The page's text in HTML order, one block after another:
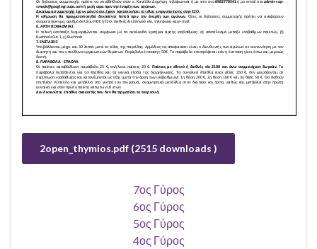
2open_thymios.pdf (2515 downloads )
7ος Γύρος
6ος Γύρος
5ος Γύρος
4ος Γύρος